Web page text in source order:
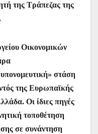
της Τράπεζας της
Οικονομικών
στάση
της Ευρωπαϊκής
Οι ίδιες πηγές
τοποθέτηση
σε συνάντηση